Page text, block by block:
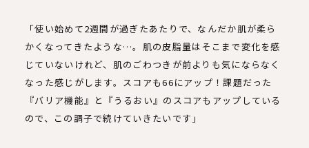
「使い始めて2週間が過ぎたあたりで、なんだか肌が柔ら
かくなってきたような…。肌の皮脂量はそこまで変化を感
じていないけれど、肌のごわつきが前よりも気にならなく
なった感じがします。スコアも66にアップ！課題だった
『バリア機能』と『うるおい』のスコアもアップしている
ので、この調子で続けていきたいです」